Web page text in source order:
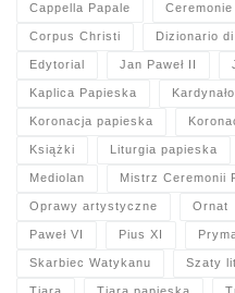
Cappella Papale
Corpus Christi Dizionario
Edytorial Jan Paweł II
Kaplica Papieska
Koronacja papieska
Książki Liturgia papieska
Mediolan Mistrz Ceremonii
Oprawy artystyczne Ornat
Paweł VI Pius XI
Skarbiec Watykanu Szaty